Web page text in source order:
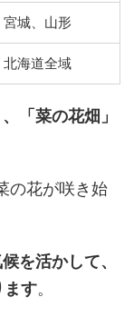
宮城、山形
北海道全域
「菜の花畑」
の花が咲き始
を活かして、
ます。